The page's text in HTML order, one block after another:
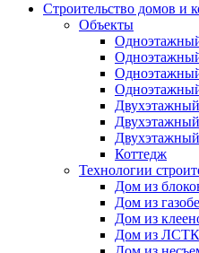
Cтроительство домов и
Объекты
Коттедж
Технологии
Дом из
Дом из
Дом из
Дом из ЛСТК